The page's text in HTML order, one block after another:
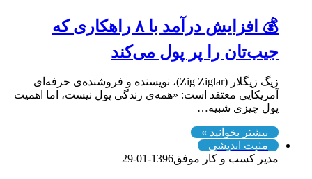
💰 افزایش درآمد با ۸ راهکاری که
جیب‌تان را پر پول می‌کند
زیگ زیگلار (Zig Ziglar)، نویسنده‌ و فروشنده‌ی حرفه‌ای
آمریکایی معتقد است: «همه‌ی زندگی پول نیست، اما اهمیت
پول چیزی شبیه…
بیشتر بخوانید »
مثبت اندیشی
مدیر کسب و کار موفق1396-01-29